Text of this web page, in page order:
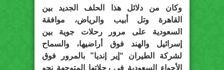
وكان من دلائل هذا الحلف الجديد بين
القاهرة وتل أبيب والرياض، موافقة
السعودية على مرور رحلات جوية بين
إسرائيل والهند فوق أراضيها، والسماح
لشركة الطيران “إير إنديا” بالمرور فوق
الأجواء السعودية في رحلاتها المتوجهة نحو